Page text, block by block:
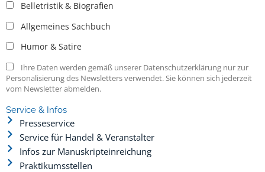
Belletristik & Biografien
Allgemeines Sachbuch
Humor & Satire
Ihre Daten werden gemäß unserer Datenschutzerklärung nur zur
Personalisierung des Newsletters verwendet. Sie können sich jederzeit
vom Newsletter abmelden.
Service & Infos
Presseservice
Service für Handel & Veranstalter
Infos zur Manuskripteinreichung
Praktikumsstellen